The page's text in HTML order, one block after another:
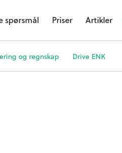
spørsmål Priser Artikler
og regnskap Drive ENK